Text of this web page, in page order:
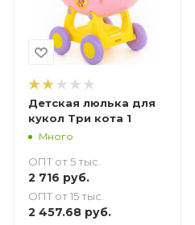
Детская люлька для
кукол Три кота 1
Много
ОПТ от 5 тыс.
2 716 руб.
ОПТ от 15 тыс.
2 457.68 руб.